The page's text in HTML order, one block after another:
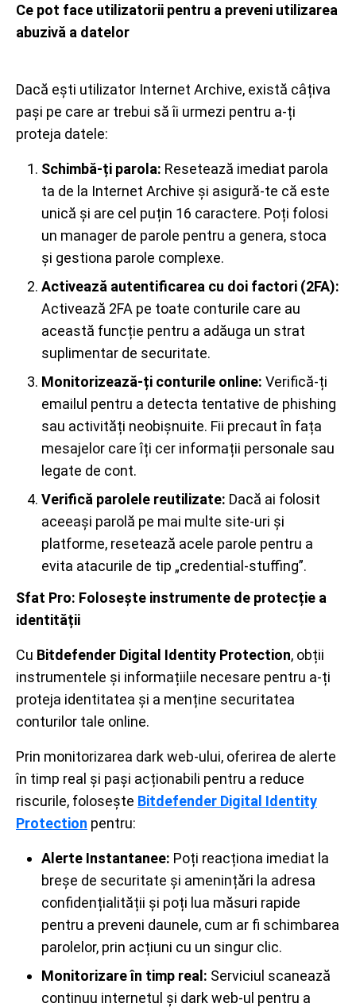
Ce pot face utilizatorii pentru a preveni utilizarea
abuzivă a datelor
Dacă ești utilizator Internet Archive, există câțiva
pași pe care ar trebui să îi urmezi pentru a-ți
proteja datele:
Schimbă-ți parola: Resetează imediat parola
ta de la Internet Archive și asigură-te că este
unică și are cel puțin 16 caractere. Poți folosi
un manager de parole pentru a genera, stoca
și gestiona parole complexe.
Activează autentificarea cu doi factori (2FA):
Activează 2FA pe toate conturile care au
această funcție pentru a adăuga un strat
suplimentar de securitate.
Monitorizează-ți conturile online: Verifică-ți
emailul pentru a detecta tentative de phishing
sau activități neobișnuite. Fii precaut în fața
mesajelor care îți cer informații personale sau
legate de cont.
Verifică parolele reutilizate: Dacă ai folosit
aceeași parolă pe mai multe site-uri și
platforme, resetează acele parole pentru a
evita atacurile de tip „credential-stuffing”.
Sfat Pro: Folosește instrumente de protecție a
identității
Cu Bitdefender Digital Identity Protection, obții
instrumentele și informațiile necesare pentru a-ți
proteja identitatea și a menține securitatea
conturilor tale online.
Prin monitorizarea dark web-ului, oferirea de alerte
în timp real și pași acționabili pentru a reduce
riscurile, folosește Bitdefender Digital Identity
Protection pentru:
Alerte Instantanee: Poți reacționa imediat la
breșe de securitate și amenințări la adresa
confidențialității și poți lua măsuri rapide
pentru a preveni daunele, cum ar fi schimbarea
parolelor, prin acțiuni cu un singur clic.
Monitorizare în timp real: Serviciul scanează
continuu internetul și dark web-ul pentru a